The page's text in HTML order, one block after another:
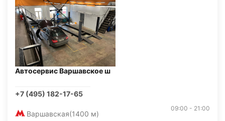
Автосервис Варшавское ш
+7 (495) 182-17-65
Варшавская(1400 м)
09:00 - 21:00